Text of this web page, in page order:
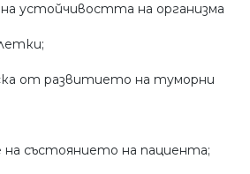
устойчивостта на организма
от развитието на туморни
на състоянието на пациента;